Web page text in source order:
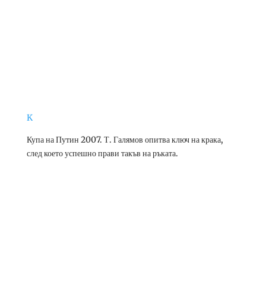
K
Купа на Путин 2007. Т. Галямов опитва ключ на крака,
след което успешно прави такъв на ръката.